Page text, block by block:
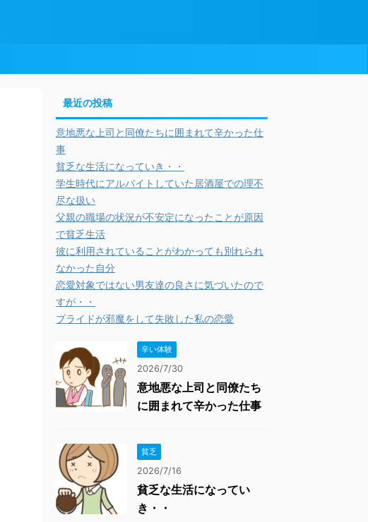
最近の投稿
意地悪な上司と同僚たちに囲まれて辛かった仕
事
貧乏な生活になっていき・・
学生時代にアルバイトしていた居酒屋での理不
尽な扱い
父親の職場の状況が不安定になったことが原因
で貧乏生活
彼に利用されていることがわかっても別れられ
なかった自分
恋愛対象ではない男友達の良さに気づいたので
すが・・
プライドが邪魔をして失敗した私の恋愛
辛い体験
2026/7/30
意地悪な上司と同僚たち
に囲まれて辛かった仕事
貧乏
2026/7/16
貧乏な生活になってい
き・・